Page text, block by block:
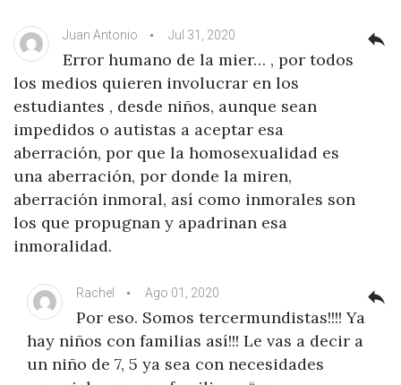
Juan Antonio Jul 31, 2020
Error humano de la mier… , por todos
los medios quieren involucrar en los
estudiantes , desde niños, aunque sean
impedidos o autistas a aceptar esa
aberración, por que la homosexualidad es
una aberración, por donde la miren,
aberración inmoral, así como inmorales son
los que propugnan y apadrinan esa
inmoralidad.
reply
Rachel Ago 01, 2020
Por eso. Somos tercermundistas!!!! Ya
hay niños con familias así!!! Le vas a decir a
un niño de 7, 5 ya sea con necesidades
reply